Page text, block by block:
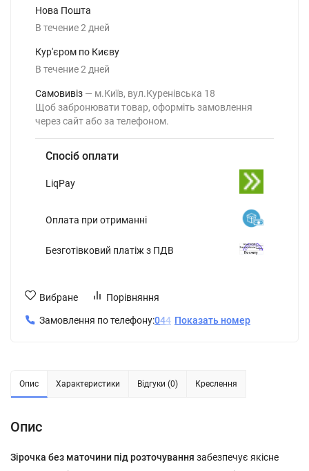
Нова Пошта
В течение2 дней
Кур'єром по Києву
В течение2 дней
Самовивіз
м.Київ, вул.Куренівська 18
Щоб забронювати товар, оформіть замовлення
через сайт або за телефоном.
Спосіб оплати
LiqPay
Оплата при отриманні
Безготівковий платіж з ПДВ
Вибране Порівняння
Замовлення по телефону:044 Показать номер
Опис Характеристики Відгуки (0) Креслення
Опис
Зірочка без маточини під розточування забезпечує якісне